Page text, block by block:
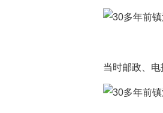
当时邮政、电